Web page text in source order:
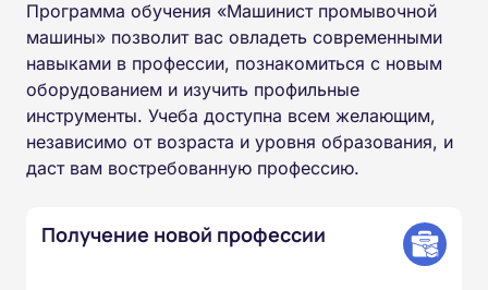
Программа обучения «Машинист промывочной
машины» позволит вас овладеть современными
навыками в профессии, познакомиться с новым
оборудованием и изучить профильные
инструменты. Учеба доступна всем желающим,
независимо от возраста и уровня образования, и
даст вам востребованную профессию.
Получение новой профессии